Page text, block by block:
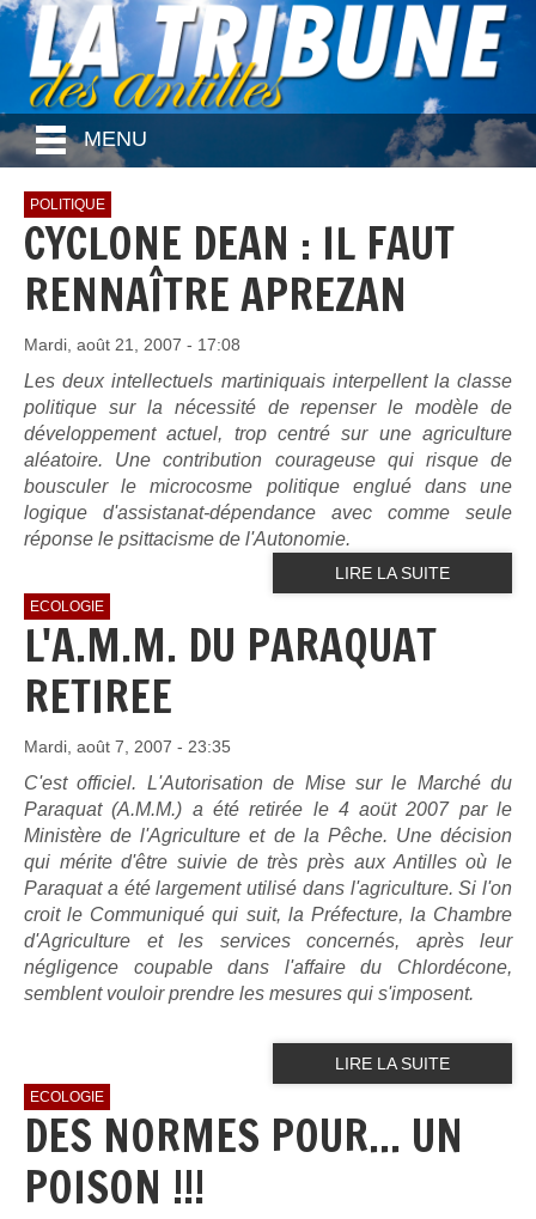
MENU
POLITIQUE
CYCLONE DEAN : IL FAUT
RENNAÎTRE APREZAN
Mardi, août 21, 2007 - 17:08
Les deux intellectuels martiniquais interpellent la classe
politique sur la nécessité de repenser le modèle de
développement actuel, trop centré sur une agriculture
aléatoire. Une contribution courageuse qui risque de
bousculer le microcosme politique englué dans une
logique d'assistanat-dépendance avec comme seule
réponse le psittacisme de l'Autonomie.
LIRE LA SUITE
ECOLOGIE
L'A.M.M. DU PARAQUAT
RETIREE
Mardi, août 7, 2007 - 23:35
C'est officiel. L'Autorisation de Mise sur le Marché du
Paraquat (A.M.M.) a été retirée le 4 aoüt 2007 par le
Ministère de l'Agriculture et de la Pêche. Une décision
qui mérite d'être suivie de très près aux Antilles où le
Paraquat a été largement utilisé dans l'agriculture. Si l'on
croit le Communiqué qui suit, la Préfecture, la Chambre
d'Agriculture et les services concernés, après leur
négligence coupable dans l'affaire du Chlordécone,
semblent vouloir prendre les mesures qui s'imposent.
LIRE LA SUITE
ECOLOGIE
DES NORMES POUR... UN
POISON !!!